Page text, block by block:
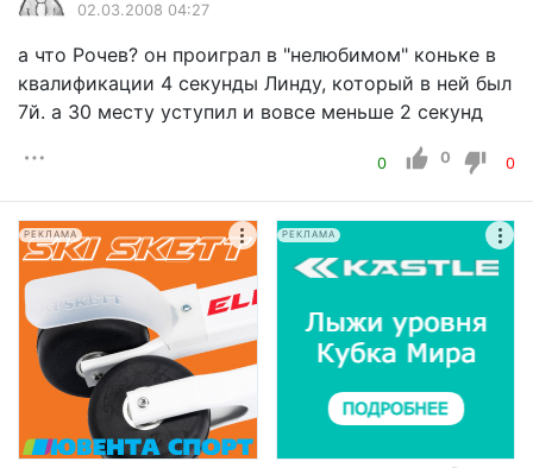
02.03.2008 04:27
а что Рочев? он проиграл в "нелюбимом" коньке в
квалификации 4 секунды Линду, который в ней был
7й. а 30 месту уступил и вовсе меньше 2 секунд
0 0 0
РЕКЛАМА РЕКЛАМА